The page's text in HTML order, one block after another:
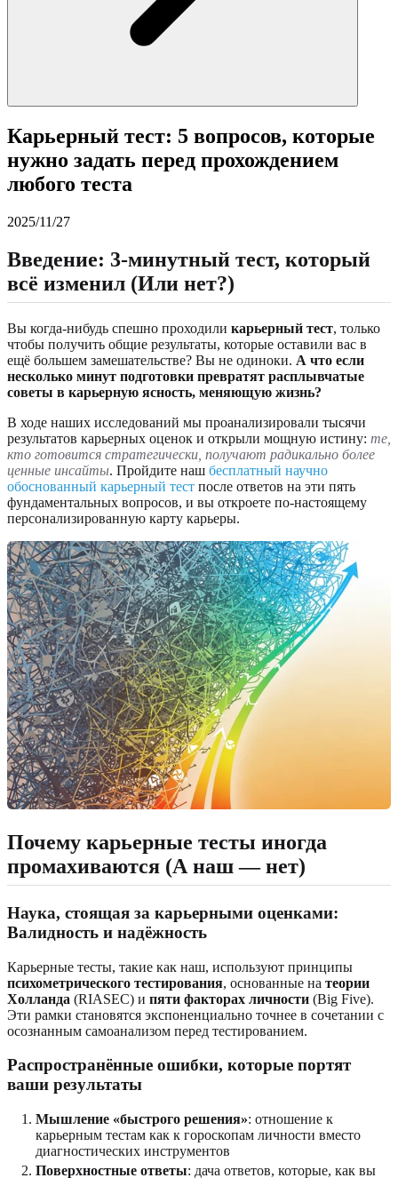
Карьерный тест: 5 вопросов, которые
нужно задать перед прохождением
любого теста
2025/11/27
Введение: 3-минутный тест, который
всё изменил (Или нет?)
Вы когда-нибудь спешно проходили карьерный тест, только
чтобы получить общие результаты, которые оставили вас в
ещё большем замешательстве? Вы не одиноки. А что если
несколько минут подготовки превратят расплывчатые
советы в карьерную ясность, меняющую жизнь?
В ходе наших исследований мы проанализировали тысячи
результатов карьерных оценок и открыли мощную истину: те,
кто готовится стратегически, получают радикально более
ценные инсайты. Пройдите наш бесплатный научно
обоснованный карьерный тест после ответов на эти пять
фундаментальных вопросов, и вы откроете по-настоящему
персонализированную карту карьеры.
Почему карьерные тесты иногда
промахиваются (А наш — нет)
Наука, стоящая за карьерными оценками:
Валидность и надёжность
Карьерные тесты, такие как наш, используют принципы
психометрического тестирования, основанные на теории
Холланда (RIASEC) и пяти факторах личности (Big Five).
Эти рамки становятся экспоненциально точнее в сочетании с
осознанным самоанализом перед тестированием.
Распространённые ошибки, которые портят
ваши результаты
Мышление «быстрого решения»: отношение к
карьерным тестам как к гороскопам личности вместо
диагностических инструментов
Поверхностные ответы: дача ответов, которые, как вы